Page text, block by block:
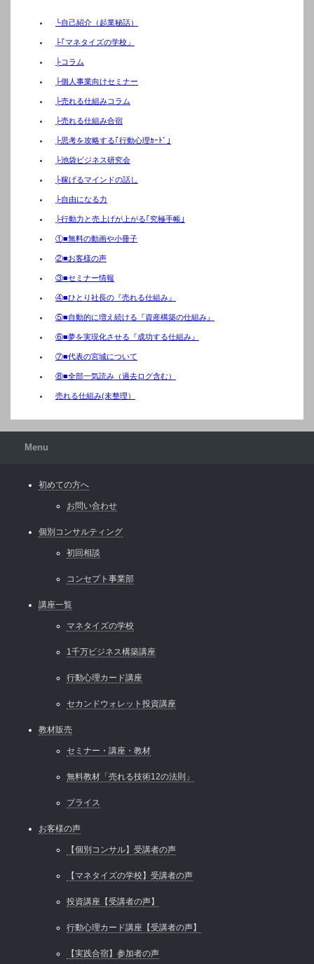
└自己紹介（起業秘話）
├｢マネタイズの学校」
├コラム
├個人事業向けセミナー
├売れる仕組みコラム
├売れる仕組み合宿
├思考を攻略する｢行動心理ｶｰﾄﾞ｣
├池袋ビジネス研究会
├稼げるマインドの話し
├自由になる力
├行動力と売上げが上がる｢究極手帳｣
①■無料の動画や小冊子
②■お客様の声
③■セミナー情報
④■ひとり社長の『売れる仕組み』
⑤■自動的に増え続ける『資産構築の仕組み』
⑥■夢を実現化させる『成功する仕組み』
⑦■代表の宮城について
⑧■全部一気読み（過去ログ含む）
売れる仕組み(未整理）
Menu
初めての方へ
お問い合わせ
個別コンサルティング
初回相談
コンセプト事業部
講座一覧
マネタイズの学校
1千万ビジネス構築講座
行動心理カード講座
セカンドウォレット投資講座
教材販売
セミナー・講座・教材
無料教材「売れる技術12の法則」
プライス
お客様の声
【個別コンサル】受講者の声
【マネタイズの学校】受講者の声
投資講座【受講者の声】
行動心理カード講座【受講者の声】
【実践合宿】参加者の声